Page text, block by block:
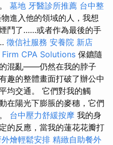
墓地 牙醫診所推薦 台中整
進入他的領域的人，我想
鬥了……或者作為最後的手
徵信社服務 安養院 新店
CPA Solutions 保鑣隨
混亂——仍然在我的脖子
趣的整體畫面打破了辦公中
均交通。 它們對我的觸
在陽光下膨脹的麥穗，它們
台中壓力舒緩按摩 我的身
的反應，當我的蓮花花瓣打
燴輕鬆安排 精緻自助餐外